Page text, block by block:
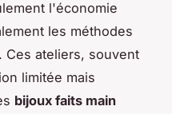
l'économie
les méthodes
Ces ateliers, souvent
limitée mais
bijoux faits main